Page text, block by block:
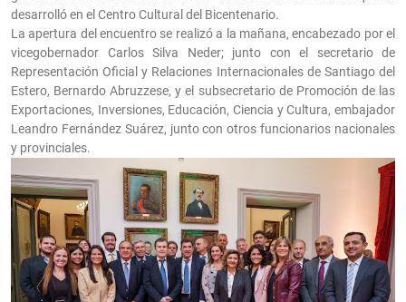
desarrolló en el Centro Cultural del Bicentenario.
La apertura del encuentro se realizó a la mañana, encabezado por el
vicegobernador Carlos Silva Neder; junto con el secretario de
Representación Oficial y Relaciones Internacionales de Santiago del
Estero, Bernardo Abruzzese, y el subsecretario de Promoción de las
Exportaciones, Inversiones, Educación, Ciencia y Cultura, embajador
Leandro Fernández Suárez, junto con otros funcionarios nacionales
y provinciales.